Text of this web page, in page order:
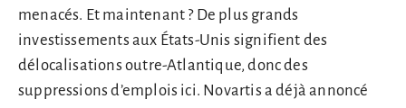
menacés. Et maintenant ? De plus grands
investissements aux États-Unis signifient des
délocalisations outre-Atlantique, donc des
suppressions d’emplois ici. Novartis a déjà annoncé